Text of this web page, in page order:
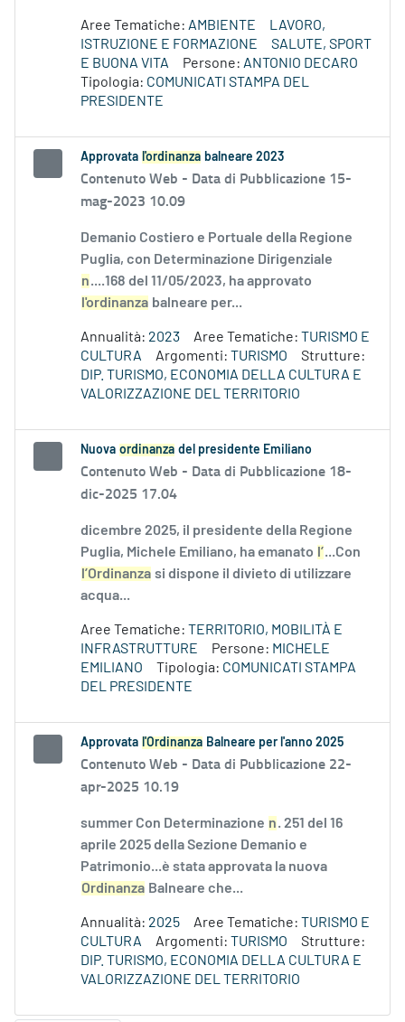
Aree Tematiche: AMBIENTE
LAVORO,
ISTRUZIONE E FORMAZIONE
SALUTE, SPORT
E BUONA VITA
Persone: ANTONIO DECARO
Tipologia: COMUNICATI STAMPA DEL
PRESIDENTE
Approvata l'ordinanza balneare 2023
Contenuto Web - Data di Pubblicazione 15-
mag-2023 10.09
Demanio Costiero e Portuale della Regione
Puglia, con Determinazione Dirigenziale
n....168 del 11/05/2023, ha approvato
l'ordinanza balneare per...
Annualità: 2023 Aree Tematiche: TURISMO E
CULTURA
Argomenti: TURISMO
Strutture:
DIP. TURISMO, ECONOMIA DELLA CULTURA E
VALORIZZAZIONE DEL TERRITORIO
Nuova ordinanza del presidente Emiliano
Contenuto Web - Data di Pubblicazione 18-
dic-2025 17.04
dicembre 2025, il presidente della Regione
Puglia, Michele Emiliano, ha emanato l’...Con
l’Ordinanza si dispone il divieto di utilizzare
acqua...
Aree Tematiche: TERRITORIO, MOBILITÀ E
INFRASTRUTTURE
Persone: MICHELE
EMILIANO
Tipologia: COMUNICATI STAMPA
DEL PRESIDENTE
Approvata l'Ordinanza Balneare per l'anno 2025
Contenuto Web - Data di Pubblicazione 22-
apr-2025 10.19
summer Con Determinazione n. 251 del 16
aprile 2025 della Sezione Demanio e
Patrimonio...è stata approvata la nuova
Ordinanza Balneare che...
Annualità: 2025 Aree Tematiche: TURISMO E
CULTURA
Argomenti: TURISMO
Strutture:
DIP. TURISMO, ECONOMIA DELLA CULTURA E
VALORIZZAZIONE DEL TERRITORIO